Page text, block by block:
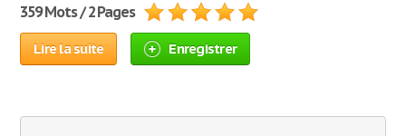
359 Mots / 2 Pages
Lire la suite Enregistrer